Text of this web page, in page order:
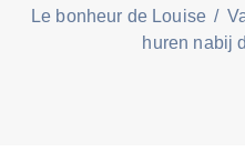
Le bonheur de Louise /
huren nabij